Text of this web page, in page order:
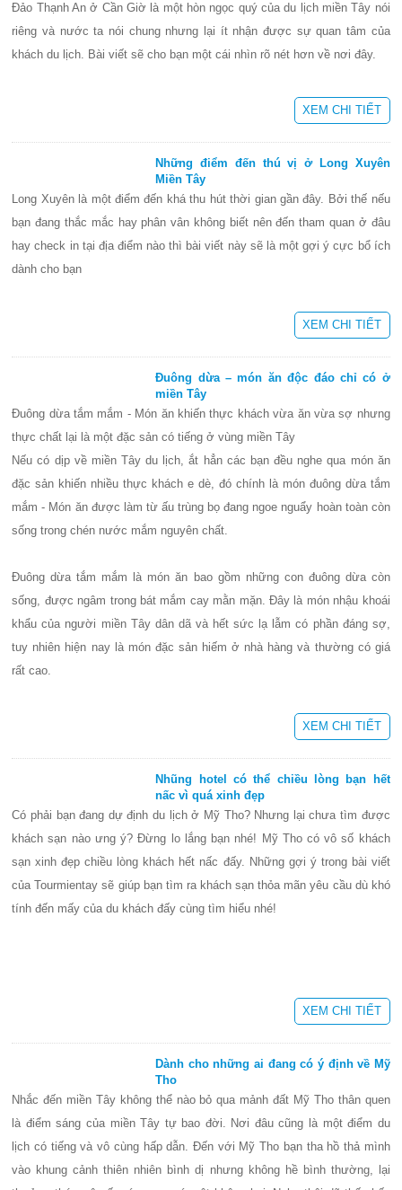
Đảo Thạnh An ở Cần Giờ là một hòn ngọc quý của du lịch miền Tây nói
riêng và nước ta nói chung nhưng lại ít nhận được sự quan tâm của
khách du lịch. Bài viết sẽ cho bạn một cái nhìn rõ nét hơn về nơi đây.
XEM CHI TIẾT
Những điểm đến thú vị ở Long Xuyên
Miền Tây
Long Xuyên là một điểm đến khá thu hút thời gian gần đây. Bởi thế nếu
bạn đang thắc mắc hay phân vân không biết nên đến tham quan ở đâu
hay check in tại địa điểm nào thì bài viết này sẽ là một gợi ý cực bổ ích
dành cho bạn
XEM CHI TIẾT
Đuông dừa – món ăn độc đáo chỉ có ở
miền Tây
Đuông dừa tắm mắm - Món ăn khiến thực khách vừa ăn vừa sợ nhưng
thực chất lại là một đặc sản có tiếng ở vùng miền Tây
Nếu có dịp về miền Tây du lịch, ắt hẳn các bạn đều nghe qua món ăn
đặc sản khiến nhiều thực khách e dè, đó chính là món đuông dừa tắm
mắm - Món ăn được làm từ ấu trùng bọ đang ngoe nguẩy hoàn toàn còn
sống trong chén nước mắm nguyên chất.
Đuông dừa tắm mắm là món ăn bao gồm những con đuông dừa còn
sống, được ngâm trong bát mắm cay mằn mặn. Đây là món nhậu khoái
khẩu của người miền Tây dân dã và hết sức lạ lẫm có phần đáng sợ,
tuy nhiên hiện nay là món đặc sản hiếm ở nhà hàng và thường có giá
rất cao.
XEM CHI TIẾT
Nhũng hotel có thể chiều lòng bạn hết
nấc vì quá xinh đẹp
Có phải bạn đang dự định du lịch ở Mỹ Tho? Nhưng lại chưa tìm được
khách sạn nào ưng ý? Đừng lo lắng bạn nhé! Mỹ Tho có vô số khách
sạn xinh đẹp chiều lòng khách hết nấc đấy. Những gợi ý trong bài viết
của Tourmientay sẽ giúp bạn tìm ra khách sạn thỏa mãn yêu cầu dù khó
tính đến mấy của du khách đấy cùng tìm hiểu nhé!
XEM CHI TIẾT
Dành cho những ai đang có ý định về Mỹ
Tho
Nhắc đến miền Tây không thể nào bỏ qua mảnh đất Mỹ Tho thân quen
là điểm sáng của miền Tây tự bao đời. Nơi đâu cũng là một điểm du
lịch có tiếng và vô cùng hấp dẫn. Đến với Mỹ Tho bạn tha hồ thả mình
vào khung cảnh thiên nhiên bình dị nhưng không hề bình thường, lại